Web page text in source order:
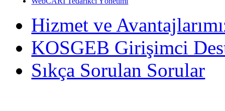
Hizmet ve
KOSGEB Girişimci
Sıkça Sorulan Sorular